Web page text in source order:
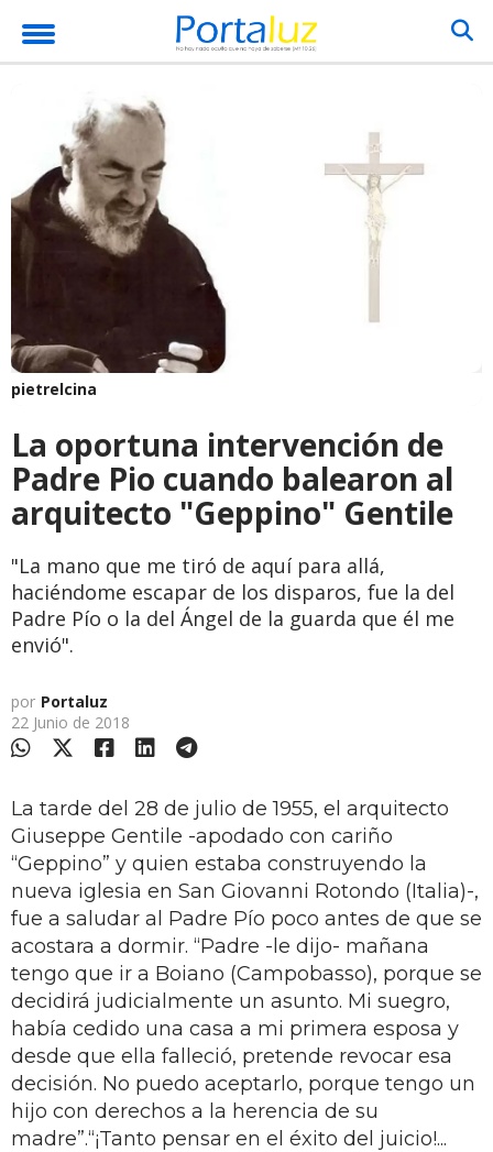
pietrelcina
La oportuna intervención de
Padre Pio cuando balearon al
arquitecto "Geppino" Gentile
"La mano que me tiró de aquí para allá,
haciéndome escapar de los disparos, fue la del
Padre Pío o la del Ángel de la guarda que él me
envió".
por Portaluz
22 Junio de 2018
La tarde del 28 de julio de 1955, el arquitecto
Giuseppe Gentile -apodado con cariño
“Geppino” y quien estaba construyendo la
nueva iglesia en San Giovanni Rotondo (Italia)-,
fue a saludar al Padre Pío poco antes de que se
acostara a dormir. “Padre -le dijo- mañana
tengo que ir a Boiano (Campobasso), porque se
decidirá judicialmente un asunto. Mi suegro,
había cedido una casa a mi primera esposa y
desde que ella falleció, pretende revocar esa
decisión. No puedo aceptarlo, porque tengo un
hijo con derechos a la herencia de su
madre”.“¡Tanto pensar en el éxito del juicio!...